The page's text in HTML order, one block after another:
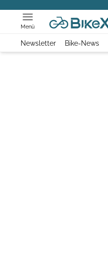
Menü
Newsletter Bike-News